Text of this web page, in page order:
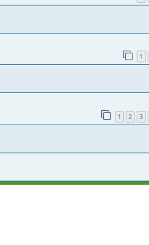
1
1 2 3